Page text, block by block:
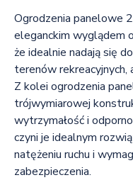
Ogrodzenia panelowe
eleganckim wyglądem
że idealnie nadają się
terenów
Z kolei ogrodzenia
trójwymiarowej
wytrzymałość i
czyni je idealnym
natężeniu ruchu i
zabezpieczenia.